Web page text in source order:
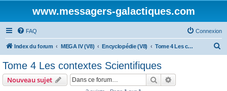
www.messagers-galactiques.com
FAQ Connexion
Index du forum MEGA IV (V8) Encyclopédie (V8) Tome 4 Les contextes Scientifiques
Tome 4 Les contextes Scientifiques
Nouveau sujet Rechercher